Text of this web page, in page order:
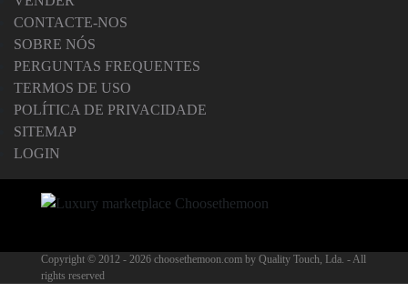
CONTACTE-NOS
SOBRE NÓS
PERGUNTAS FREQUENTES
TERMOS DE USO
POLÍTICA DE PRIVACIDADE
SITEMAP
LOGIN
Copyright © 2012 - 2026 choosethemoon.com by Quality Touch, Lda. - All
rights reserved